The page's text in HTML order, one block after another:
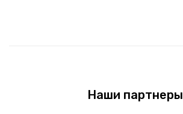
Наши партнеры